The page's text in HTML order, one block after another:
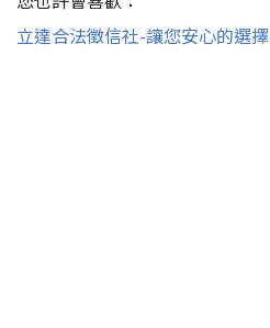
立達合法徵信社-讓您安心的選擇